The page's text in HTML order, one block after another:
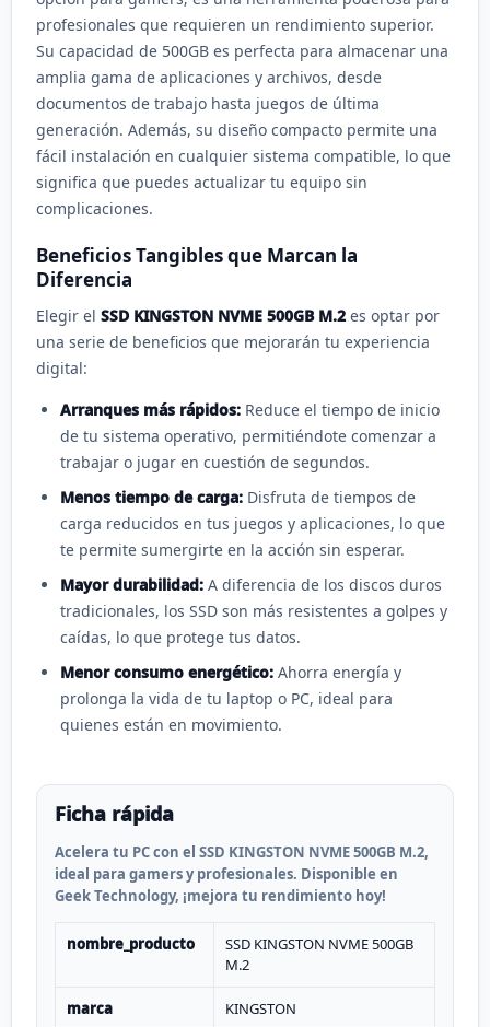
profesionales que requieren un rendimiento superior.
Su capacidad de 500GB es perfecta para almacenar una
amplia gama de aplicaciones y archivos, desde
documentos de trabajo hasta juegos de última
generación. Además, su diseño compacto permite una
fácil instalación en cualquier sistema compatible, lo que
significa que puedes actualizar tu equipo sin
complicaciones.
Beneficios Tangibles que Marcan la
Diferencia
Elegir el SSD KINGSTON NVME 500GB M.2es optar por
una serie de beneficios que mejorarán tu experiencia
digital:
Arranques más rápidos: Reduce el tiempo de inicio
de tu sistema operativo, permitiéndote comenzar a
trabajar o jugar en cuestión de segundos.
Menos tiempo de carga: Disfruta de tiempos de
carga reducidos en tus juegos y aplicaciones, lo que
te permite sumergirte en la acción sin esperar.
Mayor durabilidad: A diferencia de los discos duros
tradicionales, los SSD son más resistentes a golpes y
caídas, lo que protege tus datos.
Menor consumo energético: Ahorra energía y
prolonga la vida de tu laptop o PC, ideal para
quienes están en movimiento.
Ficha rápida
Acelera tu PC con el SSD KINGSTON NVME 500GB M.2,
ideal para gamers y profesionales. Disponible en
Geek Technology, ¡mejora tu rendimiento hoy!
nombre_producto
SSD KINGSTON NVME 500GB
M.2
marca KINGSTON